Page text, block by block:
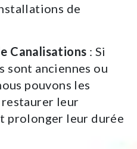
de
Canalisations : Si
sont anciennes ou
pouvons les
leur
prolonger leur durée